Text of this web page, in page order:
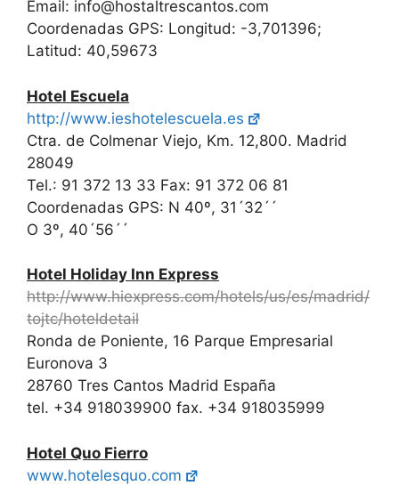
Email: info@hostaltrescantos.com
Coordenadas GPS: Longitud: -3,701396;
Latitud: 40,59673
Hotel Escuela
http://www.ieshotelescuela.es
Ctra. de Colmenar Viejo, Km. 12,800. Madrid
28049
Tel.: 91 372 13 33 Fax: 91 372 06 81
Coordenadas GPS: N 40º, 31´32´´
O 3º, 40´56´´
Hotel Holiday Inn Express
http://www.hiexpress.com/hotels/us/es/madrid/
tojtc/hoteldetail
Ronda de Poniente, 16 Parque Empresarial
Euronova 3
28760 Tres Cantos Madrid España
tel. +34 918039900 fax. +34 918035999
Hotel Quo Fierro
www.hotelesquo.com